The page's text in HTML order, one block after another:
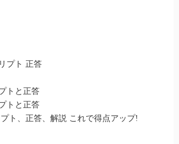
プト 正答
トと正答
トと正答
ト、正答、解説 これで得点アップ!